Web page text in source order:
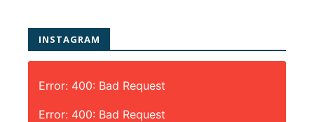
INSTAGRAM
Error: 400: Bad Request
Error: 400: Bad Request